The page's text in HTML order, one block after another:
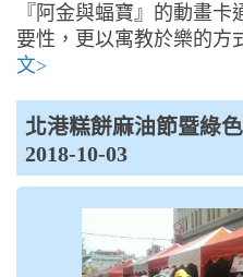
『阿金與蝠寶』的動畫
要性，更以寓教於樂的方
文>
北港糕餅麻油節暨綠
2018-10-03